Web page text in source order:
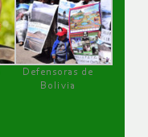
Defensoras de
Bolivia